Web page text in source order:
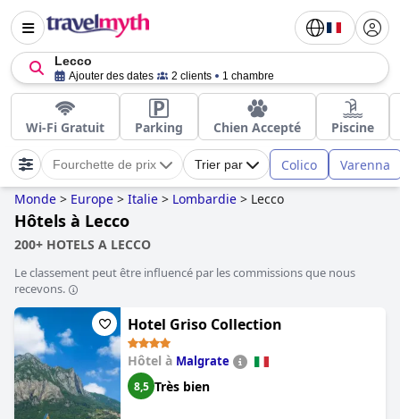
Lecco
Ajouter des dates 2 clients 1 chambre
Wi-Fi Gratuit Parking Chien Accepté Piscine
Fourchette de prix Trier par Colico Varenna
Monde > Europe > Italie > Lombardie > Lecco
Hôtels à Lecco
200+ HOTELS A LECCO
Le classement peut être influencé par les commissions que nous
recevons.
Hotel Griso Collection
Hôtel à Malgrate
8,5 Très bien